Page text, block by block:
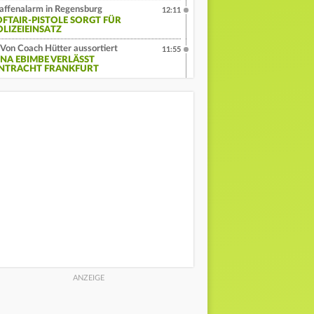
in Regensburg
PISTOLE SORGT FÜR
12:11
Von Coach Hütter aussortiert
EBIMBE VERLÄSST
FRANKFURT
11:55